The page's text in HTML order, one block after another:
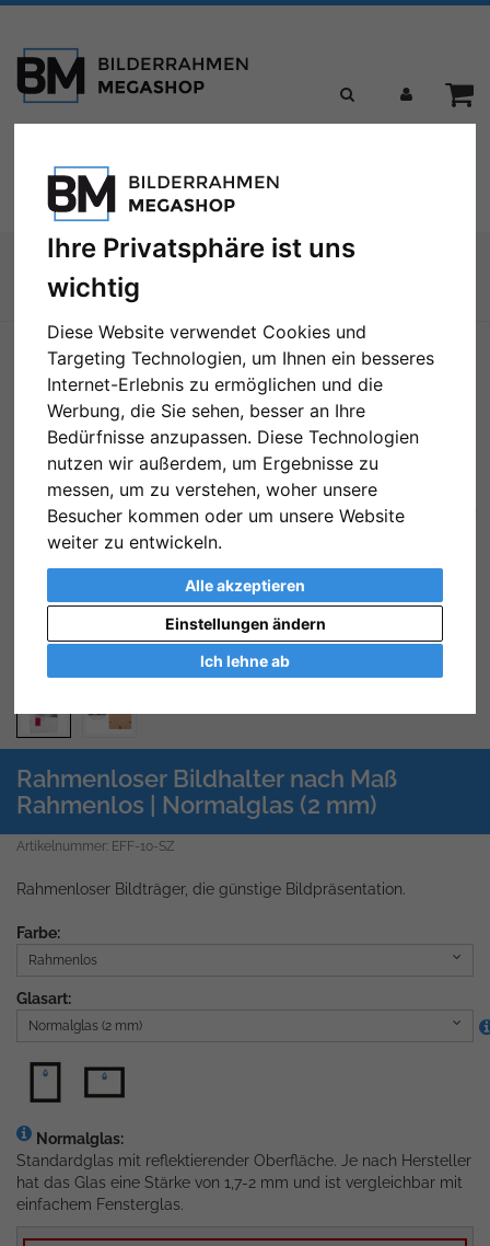
Ihre Privatsphäre ist uns
wichtig
Diese Website verwendet Cookies und
Targeting Technologien, um Ihnen ein besseres
Internet-Erlebnis zu ermöglichen und die
Werbung, die Sie sehen, besser an Ihre
Bedürfnisse anzupassen. Diese Technologien
nutzen wir außerdem, um Ergebnisse zu
messen, um zu verstehen, woher unsere
Besucher kommen oder um unsere Website
weiter zu entwickeln.
Alle akzeptieren
Ich lehne ab
Einstellungen ändern
Toggle
navigation
Menü
Sie sind hier:
Zurück
Rahmenloser Bildhalter nach Maß
Rahmenlos | Normalglas (2 mm)
Artikelnummer: EFF-10-SZ
Rahmenloser Bildträger, die günstige Bildpräsentation.
Farbe:
Rahmenlos
Glasart:
Normalglas (2 mm)
Normalglas:
Standardglas mit reflektierender Oberfläche. Je nach Hersteller
hat das Glas eine Stärke von 1,7-2 mm und ist vergleichbar mit
einfachem Fensterglas.